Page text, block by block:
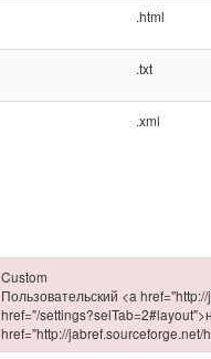
.html
.txt
.xml
Custom
Пользовательский <a
href="/
href="http://jabref.sourceforge.net/